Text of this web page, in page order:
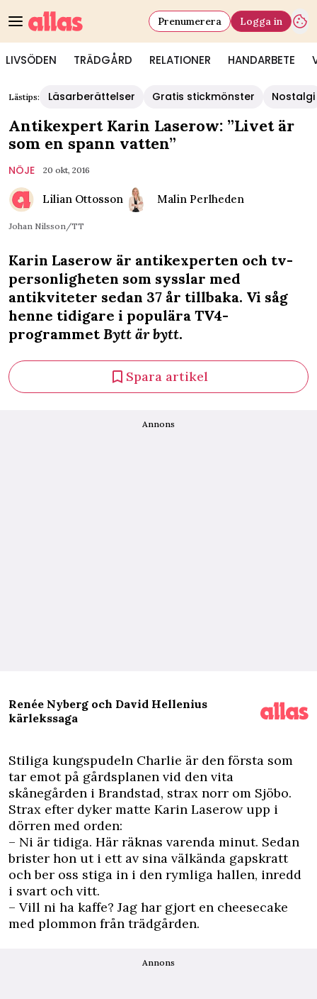
LIVSÖDEN TRÄDGÅRD RELATIONER HANDARBETE
Prenumerera Logga in
Lästips: Läsarberättelser Gratis stickmönster Nostalgi
Antikexpert Karin Laserow: ”Livet är
som en spann vatten”
NÖJE 20 okt, 2016
Lilian Ottosson Malin Perlheden
Johan Nilsson/TT
Karin Laserow är antikexperten och tv-
personligheten som sysslar med
antikviteter sedan 37 år tillbaka. Vi såg
henne tidigare i populära TV4-
programmetBytt är bytt.
Spara artikel
Annons
Renée Nyberg och David Hellenius
kärlekssaga
Stiliga kungspudeln Charlie är den första som
tar emot på gårdsplanen vid den vita
skånegården i Brandstad, strax norr om Sjöbo.
Strax efter dyker matte Karin Laserowupp i
dörren med orden:
– Ni är tidiga. Här räknas varenda minut. Sedan
brister hon ut i ett av sina välkända gapskratt
och ber oss stiga in i den rymliga hallen, inredd
i svart och vitt.
– Vill ni ha kaffe? Jag har gjort en cheesecake
med plommon från trädgården.
Annons